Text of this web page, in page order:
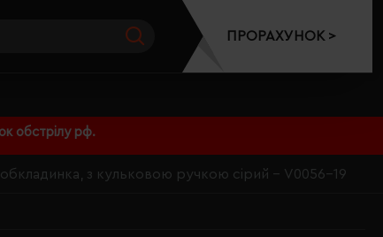
обстрілу рф.
ПРОРАХУНОК >
з кульковою ручкою сірий - V0056-19